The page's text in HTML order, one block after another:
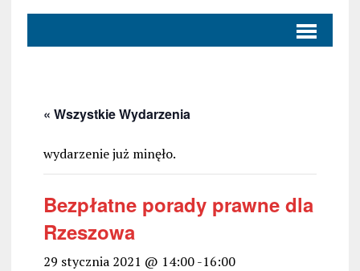
« Wszystkie Wydarzenia
wydarzenie już minęło.
Bezpłatne porady prawne dla
Rzeszowa
29 stycznia 2021 @ 14:00-16:00